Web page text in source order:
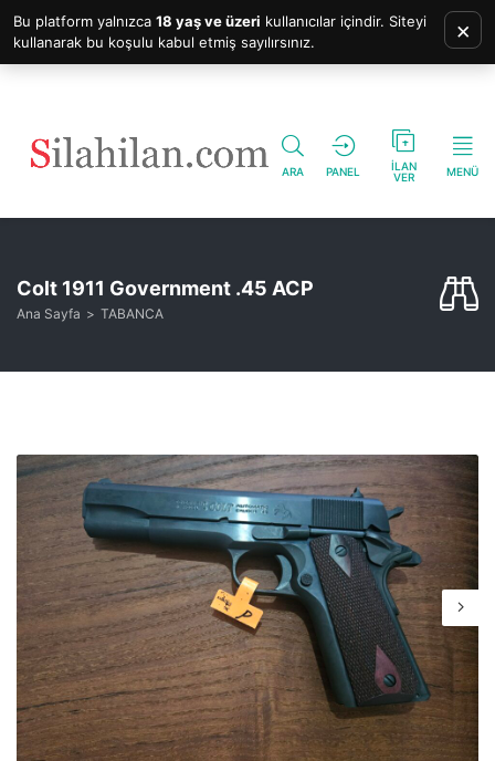
ARA PANEL
İLAN
VER
MENÜ
Colt 1911 Government .45 ACP
Ana Sayfa TABANCA
Bu platform yalnızca 18 yaş ve üzeri kullanıcılar içindir. Siteyi
kullanarak bu koşulu kabul etmiş sayılırsınız.
×